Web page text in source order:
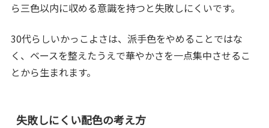
ら三色以内に収める意識を持つと失敗しにくいです。
30代らしいかっこよさは、派手色をやめることではな
く、ベースを整えたうえで華やかさを一点集中させるこ
とから生まれます。
失敗しにくい配色の考え方